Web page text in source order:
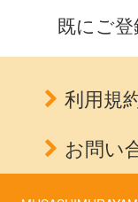
既にご
利用規
お問い